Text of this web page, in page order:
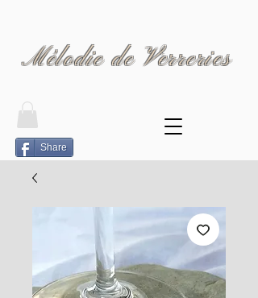
Mélodie de Verreries
Share